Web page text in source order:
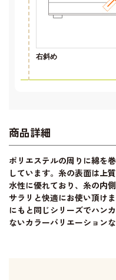
右斜め
商品詳細
ポリエステルの周りに綿を
しています。糸の表面は上
水性に優れており、糸の内
サラリと快適にお使い頂け
にもと同じシリーズでハン
ないカラーバリエーション